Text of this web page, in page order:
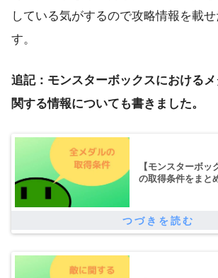
している気がするので攻略情報を載
す。
追記：モンスターボックスにおける
関する情報についても書きました。
【モンスターボ
の取得条件をまと